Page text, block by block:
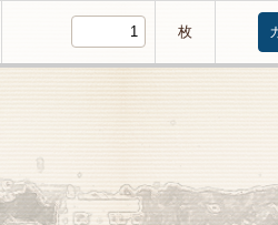
枚